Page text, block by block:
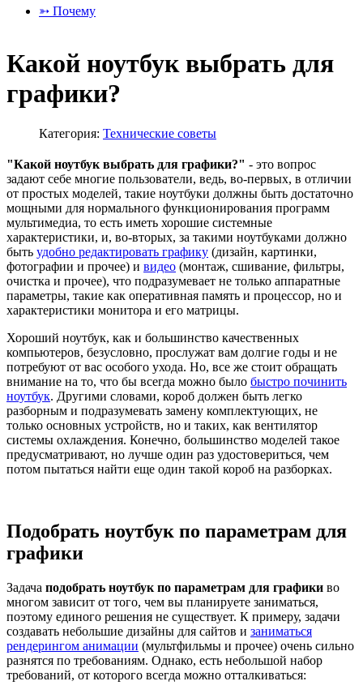
➳ Почему
Какой ноутбук выбрать для
графики?
Категория: Технические советы
"Какой ноутбук выбрать для графики?" - это вопрос
задают себе многие пользователи, ведь, во-первых, в отличии
от простых моделей, такие ноутбуки должны быть достаточно
мощными для нормального функционирования программ
мультимедиа, то есть иметь хорошие системные
характеристики, и, во-вторых, за такими ноутбуками должно
быть удобно редактировать графику (дизайн, картинки,
фотографии и прочее) и видео (монтаж, сшивание, фильтры,
очистка и прочее), что подразумевает не только аппаратные
параметры, такие как оперативная память и процессор, но и
характеристики монитора и его матрицы.
Хороший ноутбук, как и большинство качественных
компьютеров, безусловно, прослужат вам долгие годы и не
потребуют от вас особого ухода. Но, все же стоит обращать
внимание на то, что бы всегда можно было быстро починить
ноутбук. Другими словами, короб должен быть легко
разборным и подразумевать замену комплектующих, не
только основных устройств, но и таких, как вентилятор
системы охлаждения. Конечно, большинство моделей такое
предусматривают, но лучше один раз удостовериться, чем
потом пытаться найти еще один такой короб на разборках.
Подобрать ноутбук по параметрам для
графики
Задача подобрать ноутбук по параметрам для графики во
многом зависит от того, чем вы планируете заниматься,
поэтому единого решения не существует. К примеру, задачи
создавать небольшие дизайны для сайтов и заниматься
рендерингом анимации (мультфильмы и прочее) очень сильно
разнятся по требованиям. Однако, есть небольшой набор
требований, от которого всегда можно отталкиваться: